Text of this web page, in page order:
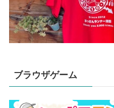
ブラウザゲーム